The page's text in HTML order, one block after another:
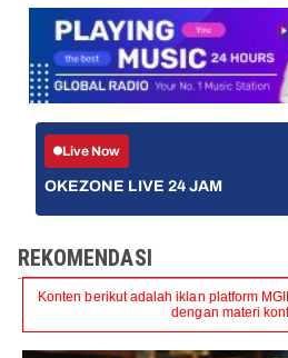
Live Now
OKEZONE LIVE 24 JAM